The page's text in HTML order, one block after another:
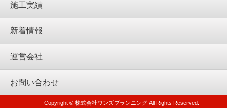
施工実績
新着情報
運営会社
お問い合わせ
Copyright © 株式会社ワンズプランニング All Rights Reserved.